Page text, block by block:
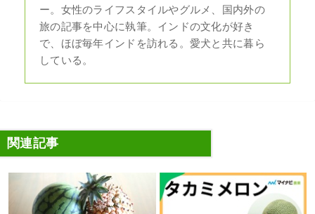
ー。女性のライフスタイルやグルメ、国内外の
旅の記事を中心に執筆。インドの文化が好き
で、ほぼ毎年インドを訪れる。愛犬と共に暮ら
している。
関連記事